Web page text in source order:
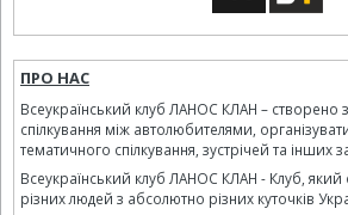
ПРО НАС
Всеукраїнський клуб ЛАНОС КЛАН – створено
спілкування між автолюбителями,
тематичного спілкування, зустрічей та інших
Всеукраїнський клуб ЛАНОС КЛАН - Клуб,
різних людей з абсолютно різних куточків